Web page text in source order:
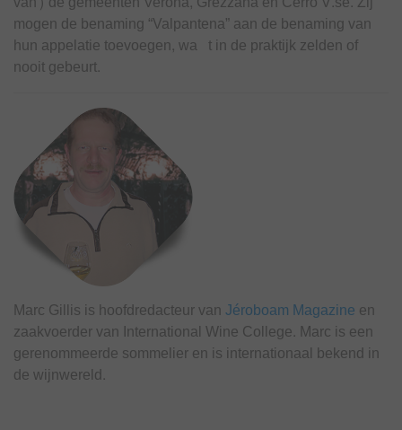
mogen de benaming “Valpantena” aan de benaming van
hun appelatie toevoegen, wa t in de praktijk zelden of
nooit gebeurt.
Marc Gillis is hoofdredacteur vanJéroboam Magazine en
zaakvoerder van International Wine College. Marc is een
gerenommeerde sommelier en is internationaal bekend in
de wijnwereld.